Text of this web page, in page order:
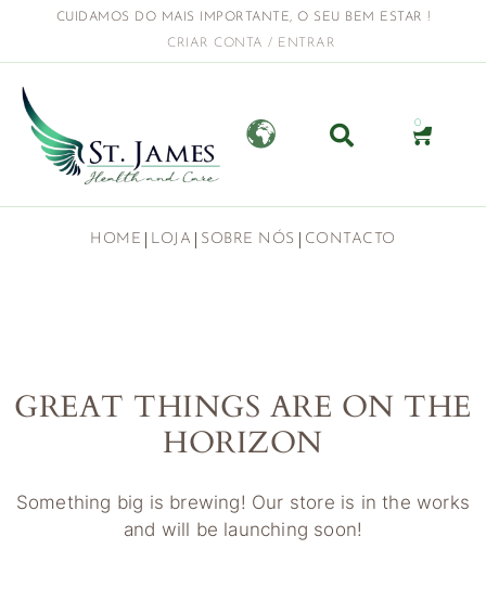
CUIDAMOS DO MAIS IMPORTANTE, O SEU BEM ESTAR !
CRIAR CONTA / ENTRAR
0
HOME LOJA SOBRE NÓS CONTACTO
GREAT THINGS ARE ON THE
HORIZON
Something big is brewing! Our store is in the works
and will be launching soon!